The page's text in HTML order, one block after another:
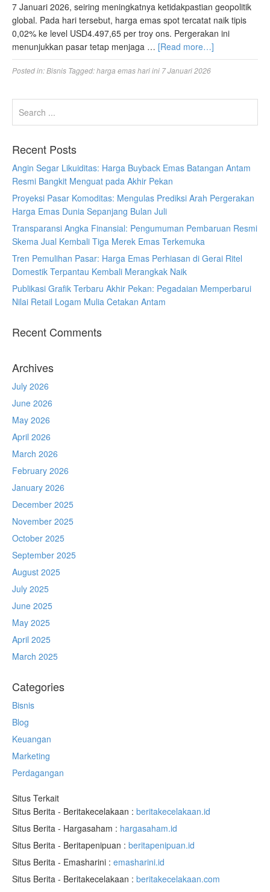
7 Januari 2026, seiring meningkatnya ketidakpastian geopolitik
global. Pada hari tersebut, harga emas spot tercatat naik tipis
0,02% ke level USD4.497,65 per troy ons. Pergerakan ini
menunjukkan pasar tetap menjaga … [Read more…]
Posted in:Bisnis Tagged:harga emas hari ini 7 Januari 2026
Recent Posts
Angin Segar Likuiditas: Harga Buyback Emas Batangan Antam
Resmi Bangkit Menguat pada Akhir Pekan
Proyeksi Pasar Komoditas: Mengulas Prediksi Arah Pergerakan
Harga Emas Dunia Sepanjang Bulan Juli
Transparansi Angka Finansial: Pengumuman Pembaruan Resmi
Skema Jual Kembali Tiga Merek Emas Terkemuka
Tren Pemulihan Pasar: Harga Emas Perhiasan di Gerai Ritel
Domestik Terpantau Kembali Merangkak Naik
Publikasi Grafik Terbaru Akhir Pekan: Pegadaian Memperbarui
Nilai Retail Logam Mulia Cetakan Antam
Recent Comments
Archives
July 2026
June 2026
May 2026
April 2026
March 2026
February 2026
January 2026
December 2025
November 2025
October 2025
September 2025
August 2025
July 2025
June 2025
May 2025
April 2025
March 2025
Categories
Bisnis
Blog
Keuangan
Marketing
Perdagangan
Situs Terkait
Situs Berita - Beritakecelakaan : beritakecelakaan.id
Situs Berita - Hargasaham : hargasaham.id
Situs Berita - Beritapenipuan : beritapenipuan.id
Situs Berita - Emasharini : emasharini.id
Situs Berita - Beritakecelakaan : beritakecelakaan.com